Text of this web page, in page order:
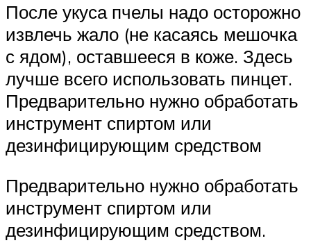
После укуса пчелы надо осторожно
извлечь жало (не касаясь мешочка
с ядом), оставшееся в коже. Здесь
лучше всего использовать пинцет.
Предварительно нужно обработать
инструмент спиртом или
дезинфицирующим средством
Предварительно нужно обработать
инструмент спиртом или
дезинфицирующим средством.